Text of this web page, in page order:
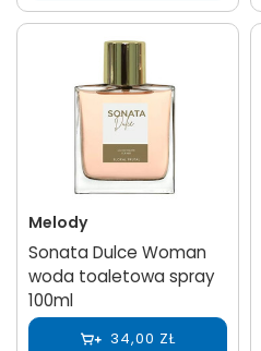
Melody
Sonata Dulce Woman
woda toaletowa spray
100ml
34,00 ZŁ